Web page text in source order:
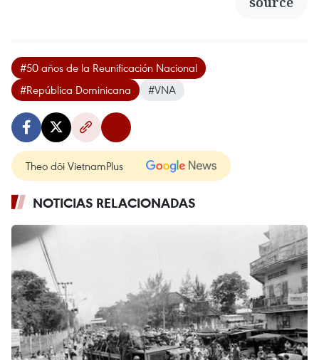
#50 años de la Reunificación Nacional
#República Dominicana
#VNA
Theo dõi VietnamPlus
NOTICIAS RELACIONADAS